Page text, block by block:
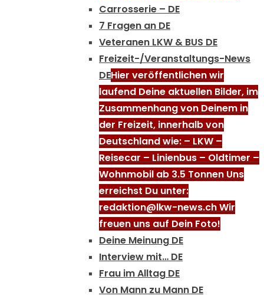
Carrosserie – DE
7 Fragen an DE
Veteranen LKW & BUS DE
Freizeit-/Veranstaltungs-News
DEHier veröffentlichen wir
laufend Deine aktuellen Bilder, im
Zusammenhang von Deinem in
der Freizeit, innerhalb von
Deutschland wie: – LKW –
Reisecar – Linienbus – Oldtimer –
Wohnmobil ab 3.5 Tonnen Uns
erreichst Du unter:
redaktion@lkw-news.ch Wir
freuen uns auf Dein Foto!
Deine Meinung DE
Interview mit… DE
Frau im Alltag DE
Von Mann zu Mann DE